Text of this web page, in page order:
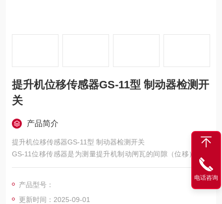
提升机位移传感器GS-11型 制动器检测开
关
产品简介
提升机位移传感器GS-11型 制动器检测开关
GS-11位移传感器是为测量提升机制动闸瓦的间隙（位移）而设
计的一种传感器。其外形为铝合金材质，一体化结构，安装方
便，应用于工业自动化设备配套及机械行业的位移测量和过程控
制。
产品型号：
更新时间：2025-09-01
电话咨询